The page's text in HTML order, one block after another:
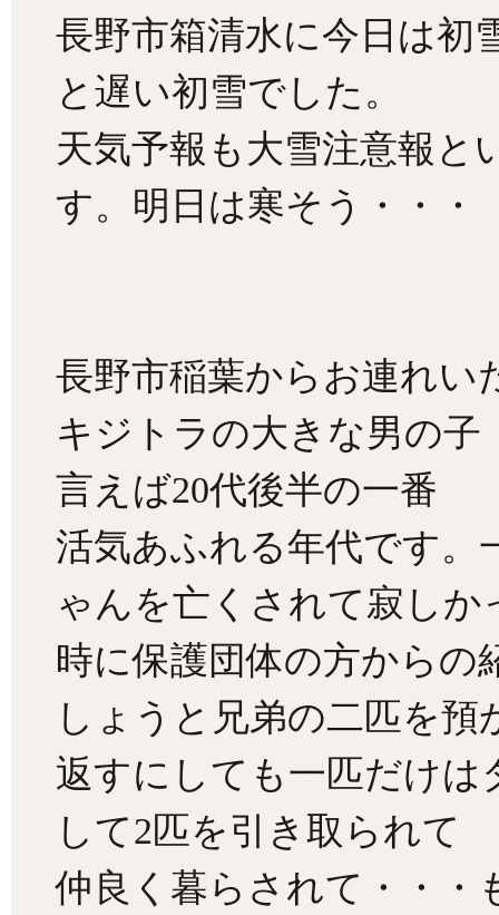
長野市箱清水に今日は初
と遅い初雪でした。
天気予報も大雪注意報と
す。明日は寒そう・・・
長野市稲葉からお連れい
キジトラの大きな男の子
言えば20代後半の一番
活気あふれる年代です。
ゃんを亡くされて寂しか
時に保護団体の方からの
しょうと兄弟の二匹を預
返すにしても一匹だけ
して2匹を引き取られて
仲良く暮らされて・・・